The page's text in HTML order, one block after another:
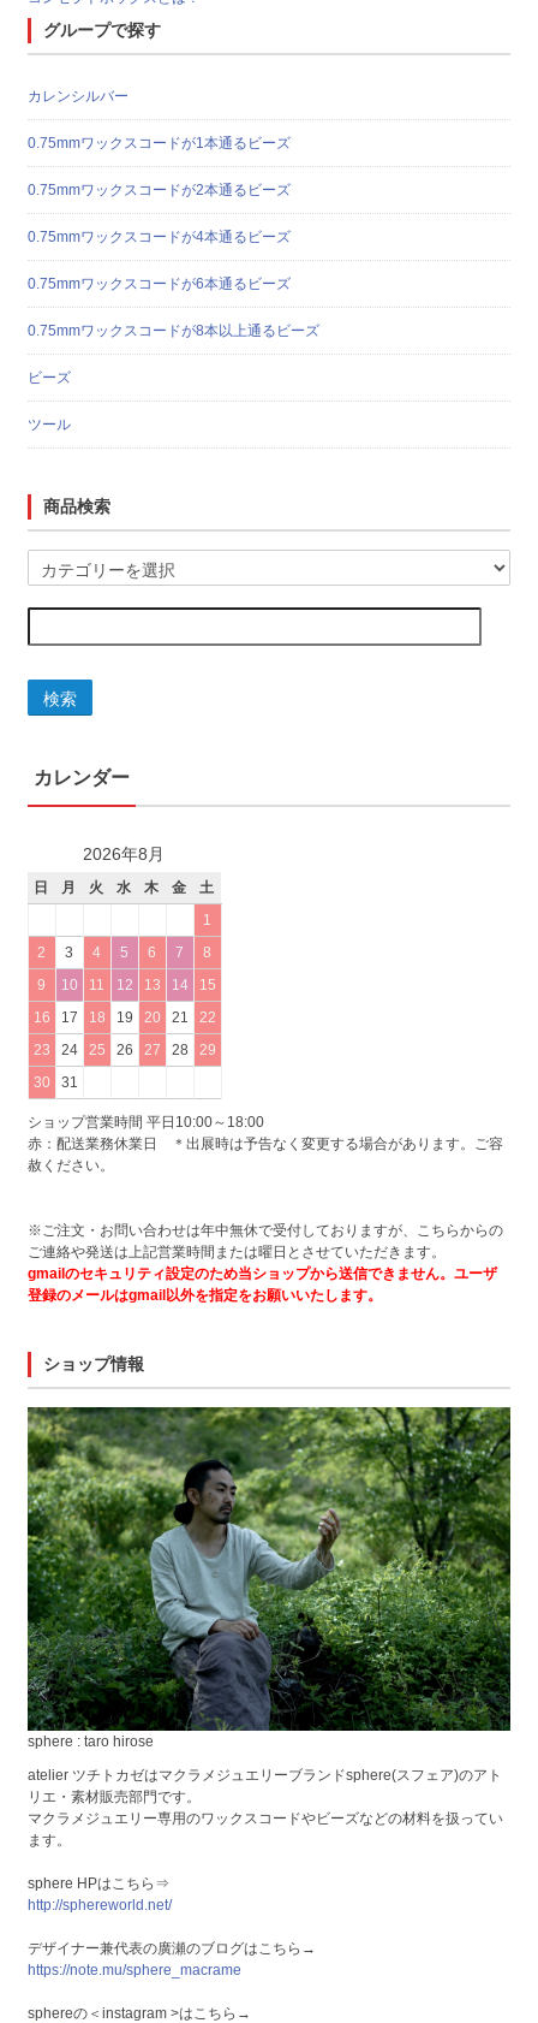
グループで探す
カレンシルバー
0.75mmワックスコードが1本通るビーズ
0.75mmワックスコードが2本通るビーズ
0.75mmワックスコードが4本通るビーズ
0.75mmワックスコードが6本通るビーズ
0.75mmワックスコードが8本以上通るビーズ
ビーズ
ツール
商品検索
検索
カレンダー
2026年8月
日 月 火 水 木 金
土
1
2
3 4 5 6 7
8
9
10 11 12 13 14
15
16
17 18 19 20 21
22
23
24 25 26 27 28
29
30
31
ショップ営業時間 平日10:00～18:00
赤：配送業務休業日 ＊出展時は予告なく変更する場合があります。ご容
赦ください。
※ご注文・お問い合わせは年中無休で受付しておりますが、こちらからの
ご連絡や発送は上記営業時間または曜日とさせていただきます。
gmailのセキュリティ設定のため当ショップから送信できません。ユーザ
登録のメールはgmail以外を指定をお願いいたします。
ショップ情報
sphere : taro hirose
atelier ツチトカゼはマクラメジュエリーブランドsphere(スフェア)のアト
リエ・素材販売部門です。
マクラメジュエリー専用のワックスコードやビーズなどの材料を扱ってい
ます。
sphere HPはこちら⇒
http://sphereworld.net/
デザイナー兼代表の廣瀬のブログはこちら→
https://note.mu/sphere_macrame
sphereの＜instagram >はこちら→